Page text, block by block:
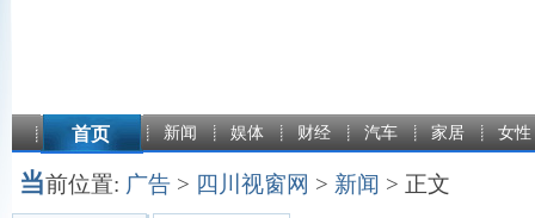
首页 新闻 娱体 财经 汽车 家居 女性
当前位置: 广告 > 四川视窗网 > 新闻 > 正文